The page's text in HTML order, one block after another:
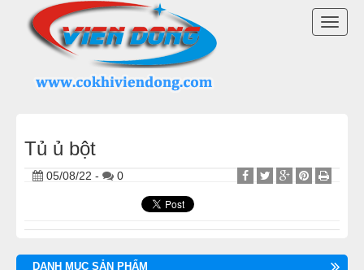
Tủ ủ bột
05/08/22 - 0
DANH MỤC SẢN PHẨM
DANH MỤC SẢN PHẨM
MÁY TRỘN BỘT
MÁY CÁN BỘT
LÒ NƯỚNG BÁNH MÌ ĐỐI LƯU